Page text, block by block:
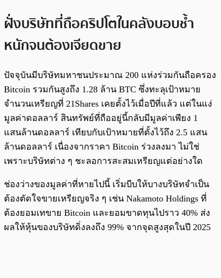
ฝั่งบริษัทที่ถือคริปโตในคลังบอบช้ำ
หนักจนต้องเจียดขาย
ปัจจุบันมีบริษัทมหาชนประมาณ 200 แห่งร่วมกันถือครอง
Bitcoin รวมกันสูงถึง 1.28 ล้าน BTC ซึ่งทะลุเป้าหมาย
จำนวนเหรียญที่ 21Shares เคยตั้งไว้เมื่อปีที่แล้ว แต่ในแง่
มูลค่าดอลลาร์ สินทรัพย์ที่ถืออยู่นี้กลับมีมูลค่าเพียง 1
แสนล้านดอลลาร์ เทียบกับเป้าหมายที่ตั้งไว้ถึง 2.5 แสน
ล้านดอลลาร์ เนื่องจากราคา Bitcoin ร่วงลงมา ไม่ใช่
เพราะบริษัทต่าง ๆ ชะลอการสะสมเหรียญแต่อย่างใด
ช่องว่างของมูลค่าที่หายไปนี้ เริ่มบีบให้บางบริษัทจำเป็น
ต้องตัดใจขายเหรียญจริง ๆ เช่น Nakamoto Holdings ที่
ต้องยอมเทขาย Bitcoin และยอมขาดทุนไปราว 40% ส่ง
ผลให้หุ้นของบริษัทดิ่งลงถึง 99% จากจุดสูงสุดในปี 2025